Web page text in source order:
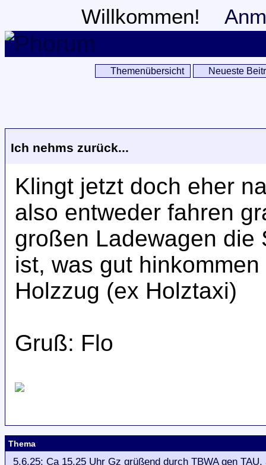
Willkommen!
Themenübersicht Neueste
Ich nehms zurück...
Klingt jetzt doch eher
also entweder fahren
großen Ladewagen die
ist, was gut
Holzzug (ex Holztaxi)
Gruß: Flo
Thema
5.6.25: Ca 15.25 Uhr Gz grüßend durch TBWA gen